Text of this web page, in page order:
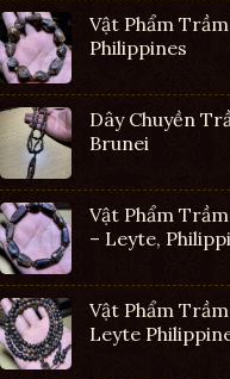
Vật Phẩm
Philippines
Dây Chuyền
Brunei
Vật Phẩm
– Leyte,
Vật Phẩm
Leyte